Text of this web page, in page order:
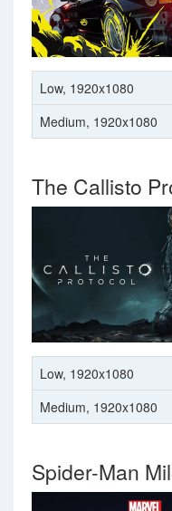
Low, 1920x1080
Medium, 1920x1080
The Callisto
Low, 1920x1080
Medium, 1920x1080
Spider-Man